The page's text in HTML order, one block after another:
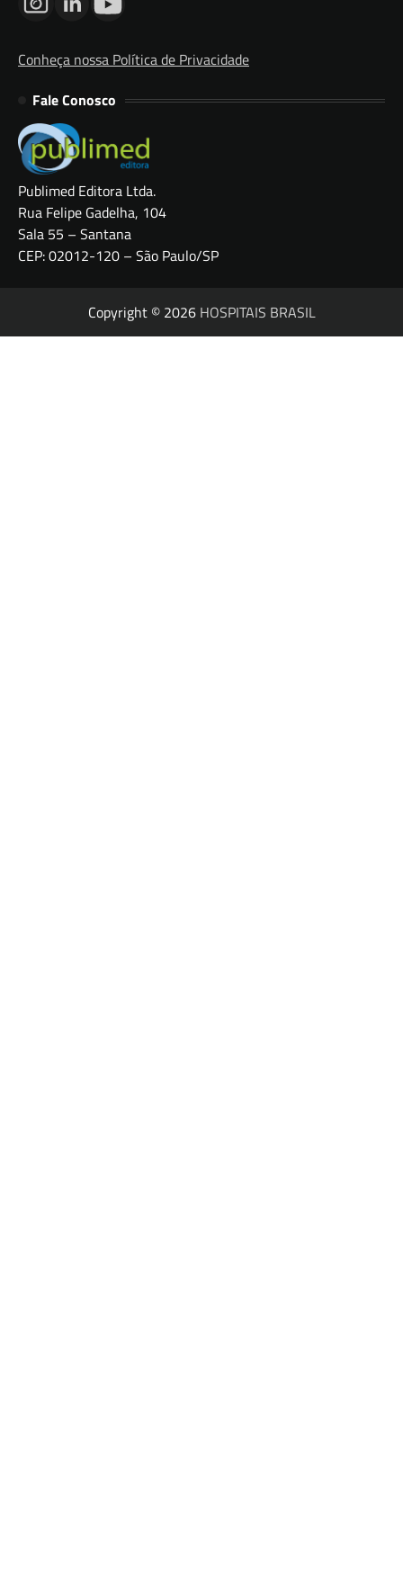
Conheça nossa Política de Privacidade
Fale Conosco
Publimed Editora Ltda.
Rua Felipe Gadelha, 104
Sala 55 – Santana
CEP: 02012-120 – São Paulo/SP
Copyright © 2026 HOSPITAIS BRASIL